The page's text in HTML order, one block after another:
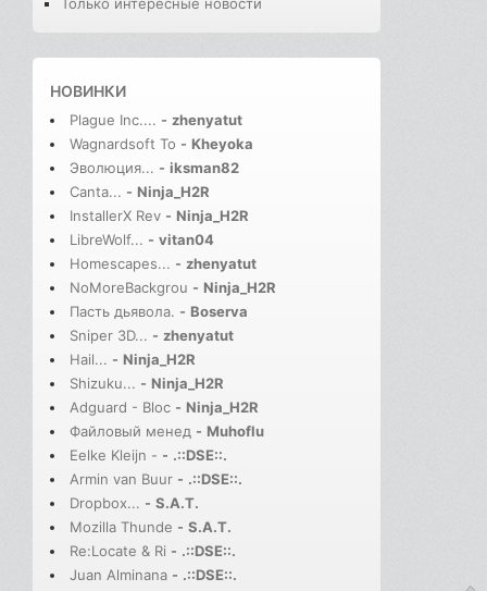
Только интересные новости
НОВИНКИ
Plague Inc.... - zhenyatut
Wagnardsoft To - Kheyoka
Эволюция... - iksman82
Canta... - Ninja_H2R
InstallerX Rev - Ninja_H2R
LibreWolf... - vitan04
Homescapes... - zhenyatut
NoMoreBackgrou - Ninja_H2R
Пасть дьявола. - Boserva
Sniper 3D... - zhenyatut
Hail... - Ninja_H2R
Shizuku... - Ninja_H2R
Adguard - Bloc - Ninja_H2R
Файловый менед - Muhoflu
Eelke Kleijn - - .::DSE::.
Armin van Buur - .::DSE::.
Dropbox... - S.A.T.
Mozilla Thunde - S.A.T.
Re:Locate & Ri - .::DSE::.
Juan Alminana - .::DSE::.